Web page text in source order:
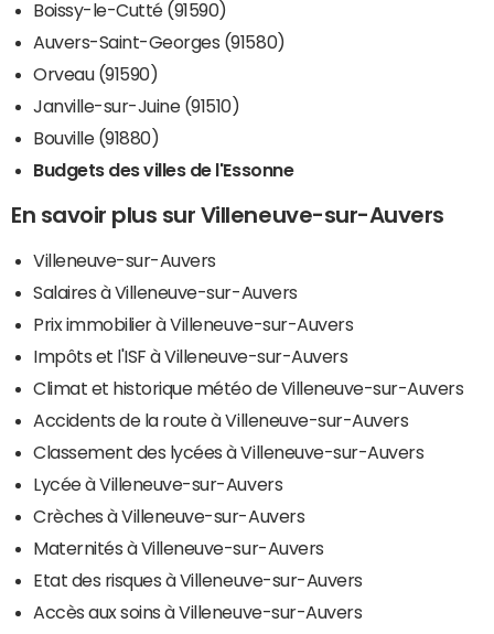
Boissy-le-Cutté (91590)
Auvers-Saint-Georges (91580)
Orveau (91590)
Janville-sur-Juine (91510)
Bouville (91880)
Budgets des villes de l'Essonne
En savoir plus sur Villeneuve-sur-Auvers
Villeneuve-sur-Auvers
Salaires à Villeneuve-sur-Auvers
Prix immobilier à Villeneuve-sur-Auvers
Impôts et l'ISF à Villeneuve-sur-Auvers
Climat et historique météo de Villeneuve-sur-Auvers
Accidents de la route à Villeneuve-sur-Auvers
Classement des lycées à Villeneuve-sur-Auvers
Lycée à Villeneuve-sur-Auvers
Crèches à Villeneuve-sur-Auvers
Maternités à Villeneuve-sur-Auvers
Etat des risques à Villeneuve-sur-Auvers
Accès aux soins à Villeneuve-sur-Auvers